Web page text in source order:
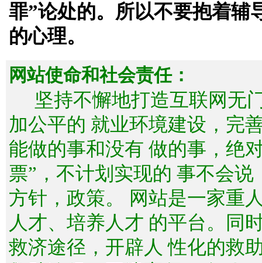
罪”论处的。所以不要抱着辅
的心理。
网站使命和社会责任：
坚持不懈地打造互联网无
加公平的 就业环境建设，完
能做的事和没有 做的事，绝
票”，不计划实现的 事不会
方针，政策。 网站是一家重
人才、培养人才 的平台。同
救济途径，开辟人 性化的救